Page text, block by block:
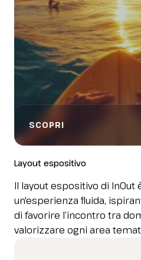
SCOPRI
Layout espositivo
Il layout espositivo di
un'esperienza fluida,
di favorire l’incontro tra
valorizzare ogni area